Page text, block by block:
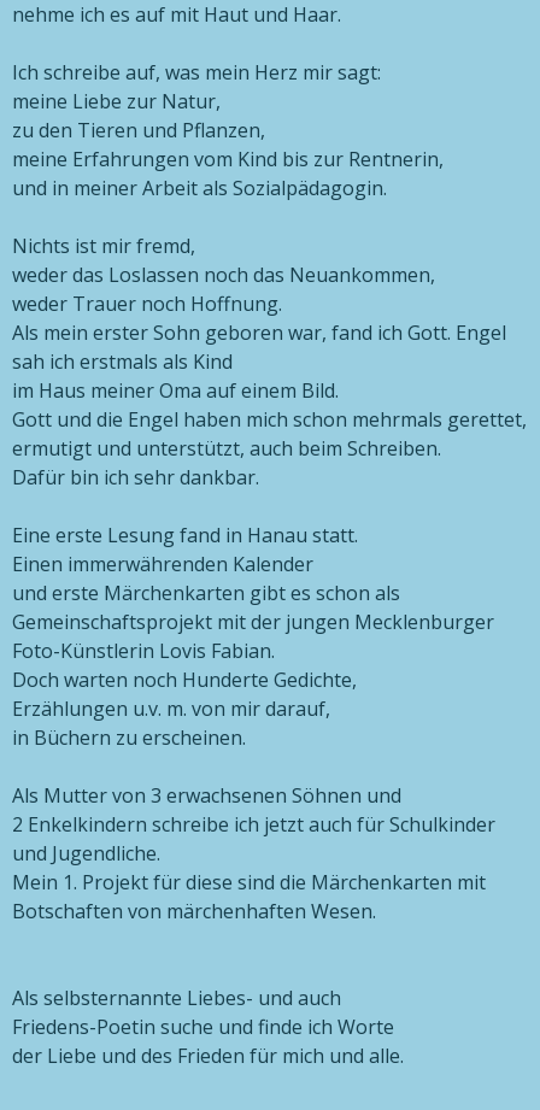
nehme ich es auf mit Haut und Haar.
Ich schreibe auf, was mein Herz mir sagt:
meine Liebe zur Natur,
zu den Tieren und Pflanzen,
meine Erfahrungen vom Kind bis zur Rentnerin,
und in meiner Arbeit als Sozialpädagogin.
Nichts ist mir fremd,
weder das Loslassen noch das Neuankommen,
weder Trauer noch Hoffnung.
Als mein erster Sohn geboren war, fand ich Gott. Engel
sah ich erstmals als Kind
im Haus meiner Oma auf einem Bild.
Gott und die Engel haben mich schon mehrmals gerettet,
ermutigt und unterstützt, auch beim Schreiben.
Dafür bin ich sehr dankbar.
Eine erste Lesung fand in Hanau statt.
Einen immerwährenden Kalender
und erste Märchenkarten gibt es schon als
Gemeinschaftsprojekt mit der jungen Mecklenburger
Foto-Künstlerin Lovis Fabian.
Doch warten noch Hunderte Gedichte,
Erzählungen u.v. m. von mir darauf,
in Büchern zu erscheinen.
Als Mutter von 3 erwachsenen Söhnen und
2 Enkelkindern schreibe ich jetzt auch für Schulkinder
und Jugendliche.
Mein 1. Projekt für diese sind die Märchenkarten mit
Botschaften von märchenhaften Wesen.
Als selbsternannte Liebes- und auch
Friedens-Poetin suche und finde ich Worte
der Liebe und des Frieden für mich und alle.